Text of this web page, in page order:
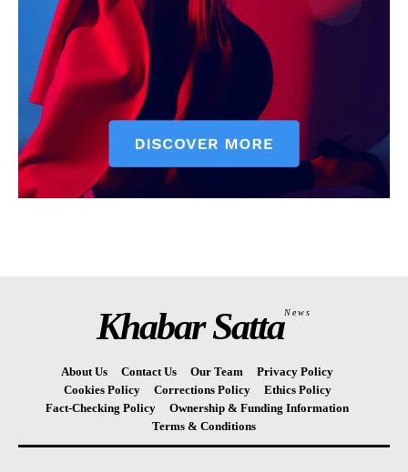
Khabar SattaNews
About Us Contact Us Our Team
Privacy Policy
Cookies Policy
Corrections Policy
Ethics Policy
Fact-Checking Policy
Ownership & Funding Information
Terms & Conditions